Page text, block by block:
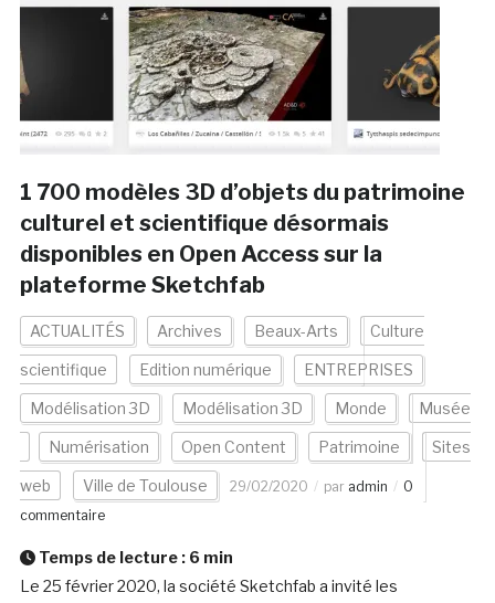
1 700 modèles 3D d’objets du patrimoine
culturel et scientifique désormais
disponibles en Open Access sur la
plateforme Sketchfab
ACTUALITÉS Archives Beaux-Arts Culture
scientifique Edition numérique ENTREPRISES
Modélisation 3D Modélisation 3D Monde Musée
Numérisation Open Content Patrimoine Sites
web Ville de Toulouse 29/02/2020 par admin
0
commentaire
Temps de lecture : 6 min
Le 25 février 2020, la société Sketchfab a invité les